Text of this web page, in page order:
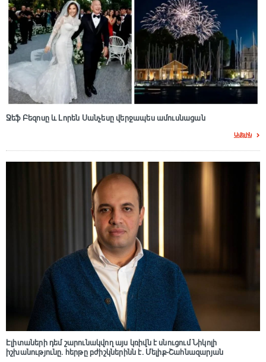
Ջեֆ Բեզոսը և Լորեն Սանչեսը վերջապես ամուսնացան
Ավելին
Էլիտաների դեմ շարունակվող այս կռիվն է սնուցում Նիկոլի
իշխանությունը. հերթը բժիշկներինն է. Մելիք-Շահնազարյան